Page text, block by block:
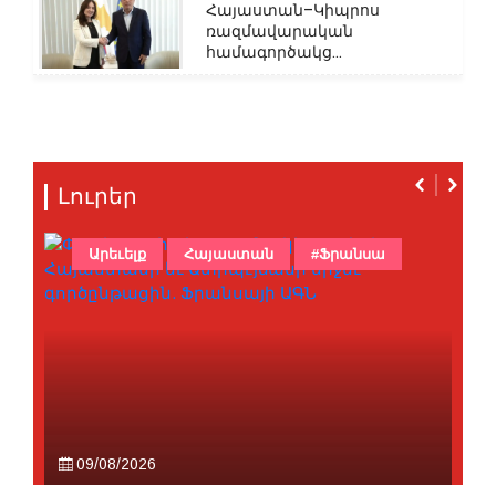
Հայաստան–Կիպրոս
ռազմավարական
համագործակց...
Լուրեր
09/08/2026
Արեւելք Հայաստան #Ֆրանսա